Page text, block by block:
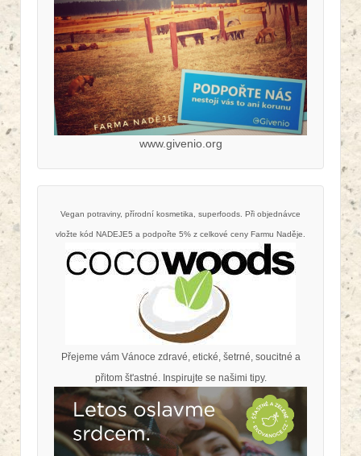
www.givenio.org
Vegan potraviny, přírodní kosmetika, superfoods. Při objednávce
vložte kód NADEJE5 a podpořte 5% z celkové ceny Farmu Naděje.
Přejeme vám Vánoce zdravé, etické, šetrné, soucitné a
přitom št'astné. Inspirujte se našimi tipy.